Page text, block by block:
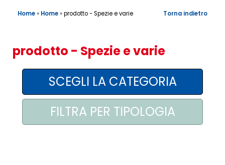
CONTATTI
AREA AGENTI
Home» Home»prodotto - Spezie e varie Torna indietro
prodotto - Spezie e varie